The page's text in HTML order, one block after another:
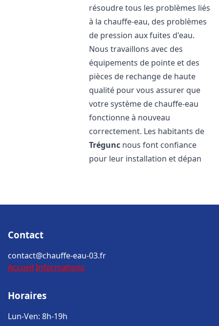
résoudre tous les problèmes liés
à la chauffe-eau, des problèmes
de pression aux fuites d'eau.
Nous travaillons avec des
équipements de pointe et des
pièces de rechange de haute
qualité pour vous assurer que
votre système de chauffe-eau
fonctionne à nouveau
correctement. Les habitants de
Trégunc nous font confiance
pour leur installation et dépan
Contact
contact@chauffe-eau-03.fr
Accueil Informations
Horaires
Lun-Ven: 8h-19h